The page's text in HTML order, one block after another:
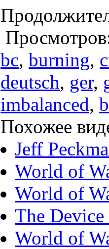
bc, burning,
deutsch, ger,
imbalanced,
Похожее
Jeff
World of
World of
The
World of